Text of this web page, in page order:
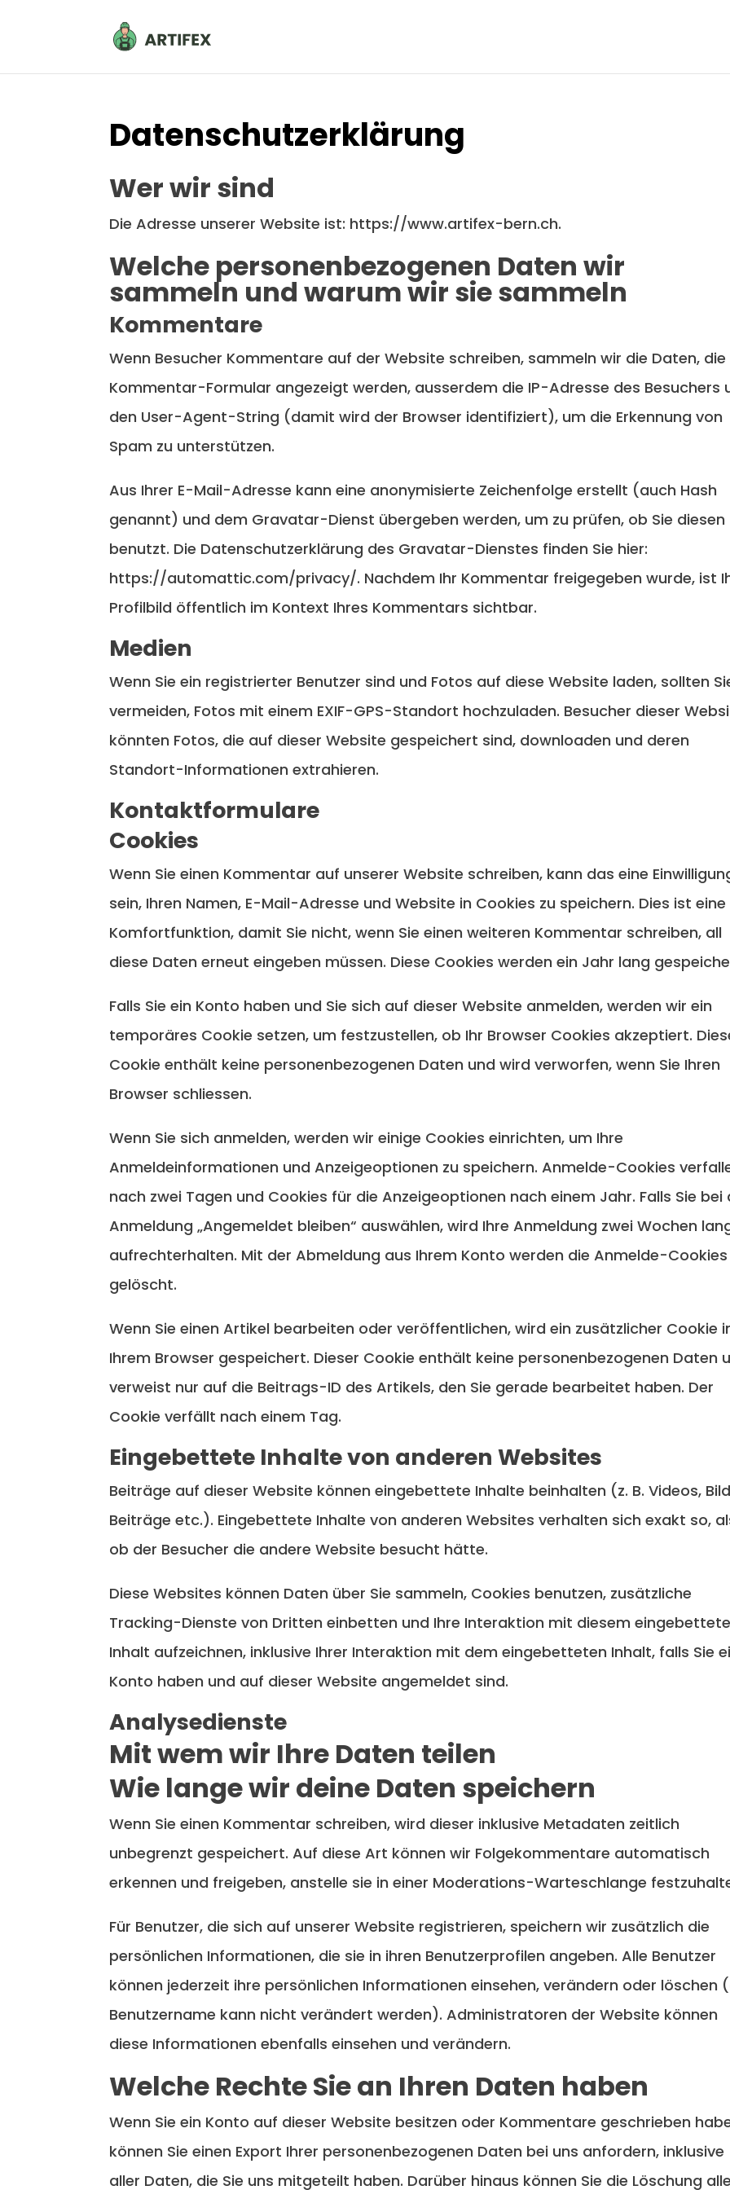
Datenschutzerklärung
Wer wir sind
Die Adresse unserer Website ist: https://www.artifex-bern.ch.
Welche personenbezogenen Daten wir
sammeln und warum wir sie sammeln
Kommentare
Wenn Besucher Kommentare auf der Website schreiben, sammeln wir die Daten, die
Kommentar-Formular angezeigt werden, ausserdem die IP-Adresse des Besuchers
den User-Agent-String (damit wird der Browser identifiziert), um die Erkennung von
Spam zu unterstützen.
Aus Ihrer E-Mail-Adresse kann eine anonymisierte Zeichenfolge erstellt (auch Hash
genannt) und dem Gravatar-Dienst übergeben werden, um zu prüfen, ob Sie diesen
benutzt. Die Datenschutzerklärung des Gravatar-Dienstes finden Sie hier:
https://automattic.com/privacy/. Nachdem Ihr Kommentar freigegeben wurde, ist
Profilbild öffentlich im Kontext Ihres Kommentars sichtbar.
Medien
Wenn Sie ein registrierter Benutzer sind und Fotos auf diese Website laden, sollten
vermeiden, Fotos mit einem EXIF-GPS-Standort hochzuladen. Besucher dieser
könnten Fotos, die auf dieser Website gespeichert sind, downloaden und deren
Standort-Informationen extrahieren.
Kontaktformulare
Cookies
Wenn Sie einen Kommentar auf unserer Website schreiben, kann das eine
sein, Ihren Namen, E-Mail-Adresse und Website in Cookies zu speichern. Dies ist eine
Komfortfunktion, damit Sie nicht, wenn Sie einen weiteren Kommentar schreiben, all
diese Daten erneut eingeben müssen. Diese Cookies werden ein Jahr lang
Falls Sie ein Konto haben und Sie sich auf dieser Website anmelden, werden wir ein
temporäres Cookie setzen, um festzustellen, ob Ihr Browser Cookies akzeptiert.
Cookie enthält keine personenbezogenen Daten und wird verworfen, wenn Sie Ihren
Browser schliessen.
Wenn Sie sich anmelden, werden wir einige Cookies einrichten, um Ihre
Anmeldeinformationen und Anzeigeoptionen zu speichern. Anmelde-Cookies
nach zwei Tagen und Cookies für die Anzeigeoptionen nach einem Jahr. Falls Sie bei
Anmeldung „Angemeldet bleiben“ auswählen, wird Ihre Anmeldung zwei Wochen
aufrechterhalten. Mit der Abmeldung aus Ihrem Konto werden die Anmelde-Cookies
gelöscht.
Wenn Sie einen Artikel bearbeiten oder veröffentlichen, wird ein zusätzlicher Cookie
Ihrem Browser gespeichert. Dieser Cookie enthält keine personenbezogenen Daten
verweist nur auf die Beitrags-ID des Artikels, den Sie gerade bearbeitet haben. Der
Cookie verfällt nach einem Tag.
Eingebettete Inhalte von anderen Websites
Beiträge auf dieser Website können eingebettete Inhalte beinhalten (z. B. Videos,
Beiträge etc.). Eingebettete Inhalte von anderen Websites verhalten sich exakt so,
ob der Besucher die andere Website besucht hätte.
Diese Websites können Daten über Sie sammeln, Cookies benutzen, zusätzliche
Tracking-Dienste von Dritten einbetten und Ihre Interaktion mit diesem
Inhalt aufzeichnen, inklusive Ihrer Interaktion mit dem eingebetteten Inhalt, falls Sie
Konto haben und auf dieser Website angemeldet sind.
Analysedienste
Mit wem wir Ihre Daten teilen
Wie lange wir deine Daten speichern
Wenn Sie einen Kommentar schreiben, wird dieser inklusive Metadaten zeitlich
unbegrenzt gespeichert. Auf diese Art können wir Folgekommentare automatisch
erkennen und freigeben, anstelle sie in einer Moderations-Warteschlange
Für Benutzer, die sich auf unserer Website registrieren, speichern wir zusätzlich die
persönlichen Informationen, die sie in ihren Benutzerprofilen angeben. Alle Benutzer
können jederzeit ihre persönlichen Informationen einsehen, verändern oder löschen
Benutzername kann nicht verändert werden). Administratoren der Website können
diese Informationen ebenfalls einsehen und verändern.
Welche Rechte Sie an Ihren Daten haben
Wenn Sie ein Konto auf dieser Website besitzen oder Kommentare geschrieben
können Sie einen Export Ihrer personenbezogenen Daten bei uns anfordern, inklusive
aller Daten, die Sie uns mitgeteilt haben. Darüber hinaus können Sie die Löschung